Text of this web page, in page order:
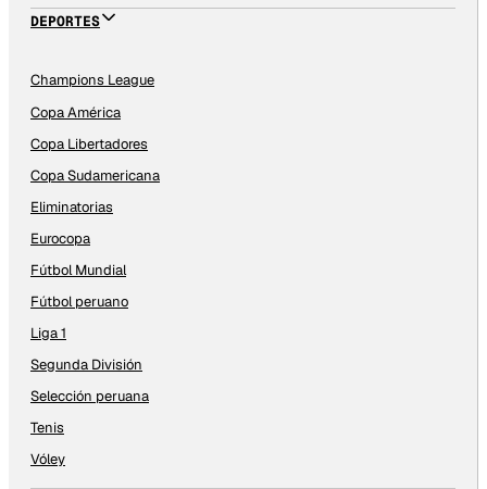
DEPORTES
Champions League
Copa América
Copa Libertadores
Copa Sudamericana
Eliminatorias
Eurocopa
Fútbol Mundial
Fútbol peruano
Liga 1
Segunda División
Selección peruana
Tenis
Vóley